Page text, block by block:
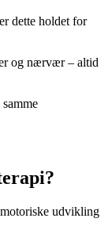
dette holdet for
og nærvær – altid
udvikling